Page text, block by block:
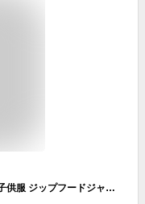
YYW ジャケット 男の子 裏ボアジャケット 子供服 ジップフードジャケット アウター 中綿 無地 保温 暖かい 帽子付き 登山 防風 防寒 綿服 コート ボーイズ (アシッドブルー,140)